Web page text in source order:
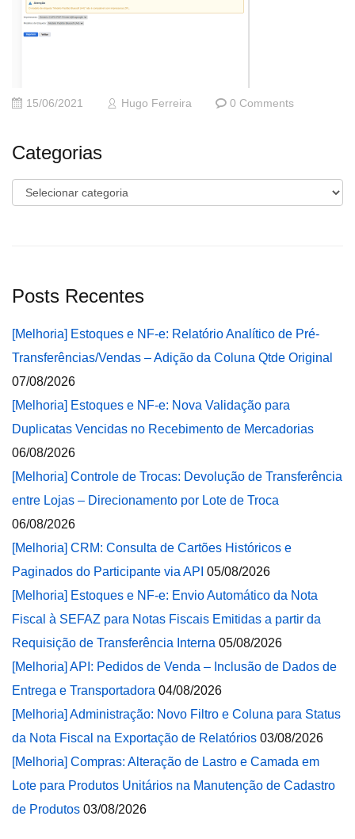
15/06/2021 Hugo Ferreira 0 Comments
Categorias
Categorias
Posts Recentes
[Melhoria] Estoques e NF-e: Relatório Analítico de Pré-
Transferências/Vendas – Adição da Coluna Qtde Original
07/08/2026
[Melhoria] Estoques e NF-e: Nova Validação para
Duplicatas Vencidas no Recebimento de Mercadorias
06/08/2026
[Melhoria] Controle de Trocas: Devolução de Transferência
entre Lojas – Direcionamento por Lote de Troca
06/08/2026
[Melhoria] CRM: Consulta de Cartões Históricos e
Paginados do Participante via API 05/08/2026
[Melhoria] Estoques e NF-e: Envio Automático da Nota
Fiscal à SEFAZ para Notas Fiscais Emitidas a partir da
Requisição de Transferência Interna 05/08/2026
[Melhoria] API: Pedidos de Venda – Inclusão de Dados de
Entrega e Transportadora 04/08/2026
[Melhoria] Administração: Novo Filtro e Coluna para Status
da Nota Fiscal na Exportação de Relatórios 03/08/2026
[Melhoria] Compras: Alteração de Lastro e Camada em
Lote para Produtos Unitários na Manutenção de Cadastro
de Produtos 03/08/2026